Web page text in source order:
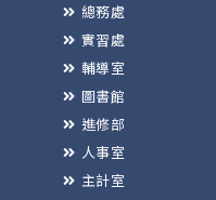
總務處
實習處
輔導室
圖書館
進修部
人事室
主計室